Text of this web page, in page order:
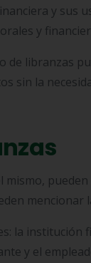
y sus
y
de libranzas
sin la
mencionar
la institución
y el